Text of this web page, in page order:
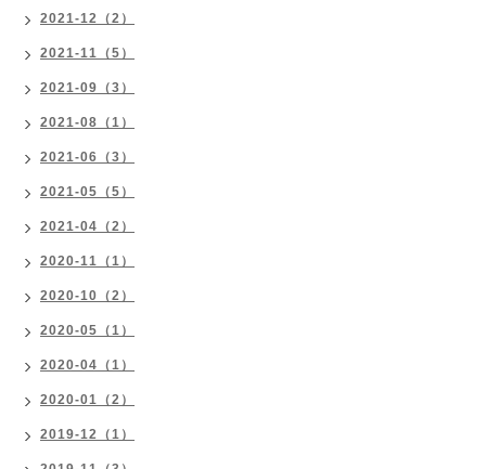
2021-12（2）
2021-11（5）
2021-09（3）
2021-08（1）
2021-06（3）
2021-05（5）
2021-04（2）
2020-11（1）
2020-10（2）
2020-05（1）
2020-04（1）
2020-01（2）
2019-12（1）